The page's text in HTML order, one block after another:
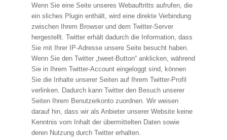
Wenn Sie eine Seite unseres Webauftritts aufrufen, die
ein sliches Plugin enthält, wird eine direkte Verbindung
zwischen Ihrem Browser und dem Twitter-Server
hergestellt. Twitter erhält dadurch die Information, dass
Sie mit Ihrer IP-Adresse unsere Seite besucht haben.
Wenn Sie den Twitter „tweet-Button“ anklicken, während
Sie in Ihrem Twitter-Account eingeloggt sind, können
Sie die Inhalte unserer Seiten auf Ihrem Twitter-Profil
verlinken. Dadurch kann Twitter den Besuch unserer
Seiten Ihrem Benutzerkonto zuordnen. Wir weisen
darauf hin, dass wir als Anbieter unserer Website keine
Kenntnis vom Inhalt der übermittelten Daten sowie
deren Nutzung durch Twitter erhalten.